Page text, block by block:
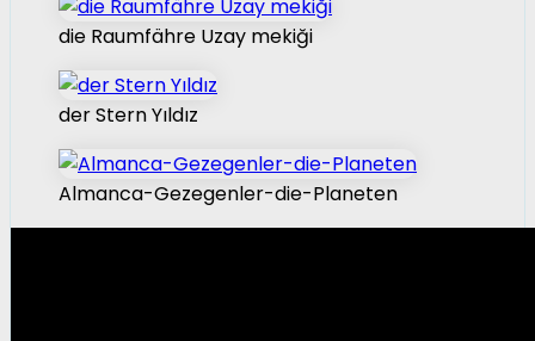
die Raumfähre Uzay mekiği
der Stern Yıldız
Almanca-Gezegenler-die-Planeten